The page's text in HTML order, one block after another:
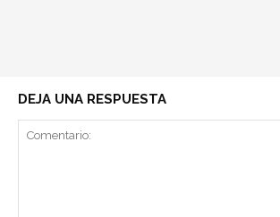
DEJA UNA RESPUESTA